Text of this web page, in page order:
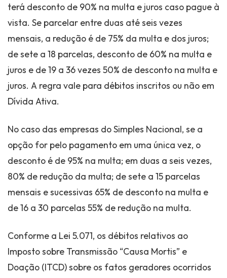
terá desconto de 90% na multa e juros caso pague à
vista. Se parcelar entre duas até seis vezes
mensais, a redução é de 75% da multa e dos juros;
de sete a 18 parcelas, desconto de 60% na multa e
juros e de 19 a 36 vezes 50% de desconto na multa e
juros. A regra vale para débitos inscritos ou não em
Dívida Ativa.
No caso das empresas do Simples Nacional, se a
opção for pelo pagamento em uma única vez, o
desconto é de 95% na multa; em duas a seis vezes,
80% de redução da multa; de sete a 15 parcelas
mensais e sucessivas 65% de desconto na multa e
de 16 a 30 parcelas 55% de redução na multa.
Conforme a Lei 5.071, os débitos relativos ao
Imposto sobre Transmissão “Causa Mortis” e
Doação (ITCD) sobre os fatos geradores ocorridos